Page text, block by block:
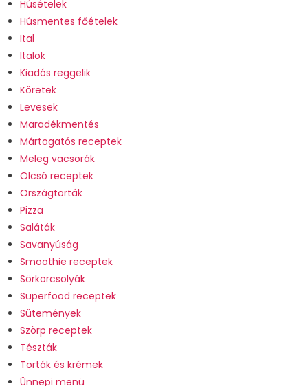
Húsételek
Húsmentes főételek
Ital
Italok
Kiadós reggelik
Köretek
Levesek
Maradékmentés
Mártogatós receptek
Meleg vacsorák
Olcsó receptek
Országtorták
Pizza
Saláták
Savanyúság
Smoothie receptek
Sörkorcsolyák
Superfood receptek
Sütemények
Szörp receptek
Tészták
Torták és krémek
Ünnepi menü